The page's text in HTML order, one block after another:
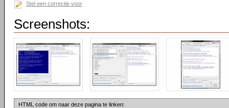
Stel een correctie voor
Screenshots:
HTML code om naar deze pagina te linken: